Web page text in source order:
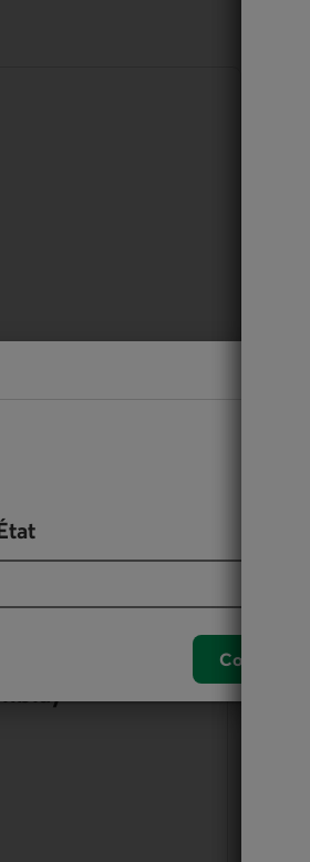
Confirmer
participent à
conseil d’administration